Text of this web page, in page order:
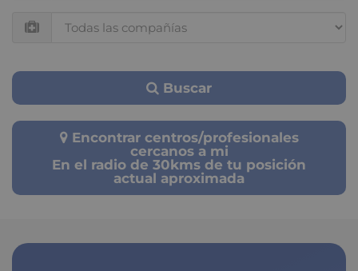
Buscar
Encontrar centros/profesionales
cercanos a mi
En el radio de 30kms de tu posición
actual aproximada